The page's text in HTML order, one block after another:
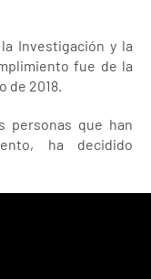
Investigación y la
fue de la
de 2018.
personas que han
ha decidido